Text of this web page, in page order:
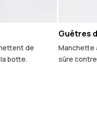
de
botte.
Guêtres
Manchette
sûre